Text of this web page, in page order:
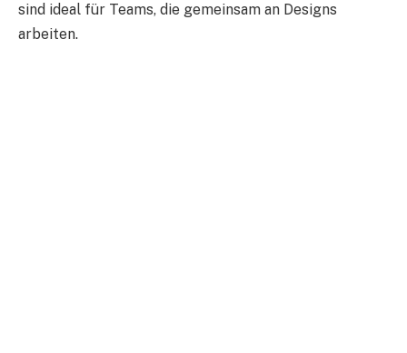
sind ideal für Teams, die gemeinsam an Designs
arbeiten.